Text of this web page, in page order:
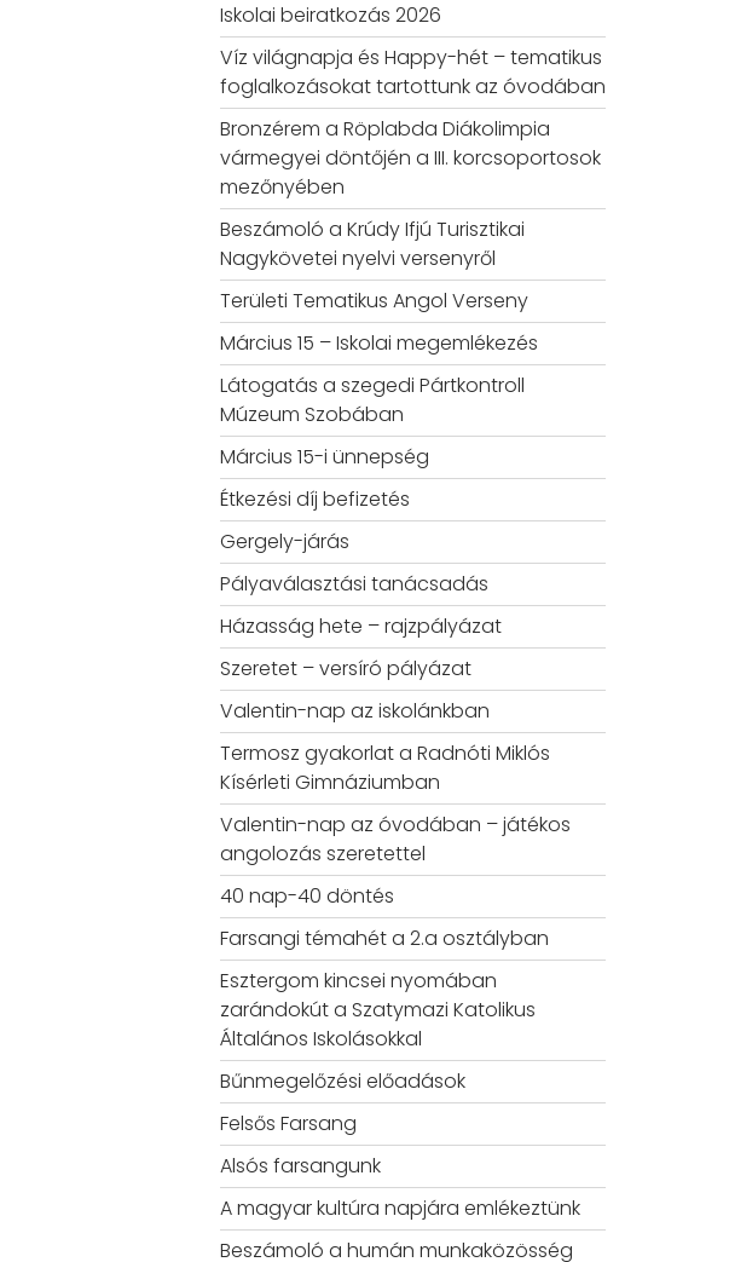
Iskolai beiratkozás 2026
Víz világnapja és Happy-hét – tematikus
foglalkozásokat tartottunk az óvodában
Bronzérem a Röplabda Diákolimpia
vármegyei döntőjén a III. korcsoportosok
mezőnyében
Beszámoló a Krúdy Ifjú Turisztikai
Nagykövetei nyelvi versenyről
Területi Tematikus Angol Verseny
Március 15 – Iskolai megemlékezés
Látogatás a szegedi Pártkontroll
Múzeum Szobában
Március 15-i ünnepség
Étkezési díj befizetés
Gergely-járás
Pályaválasztási tanácsadás
Házasság hete – rajzpályázat
Szeretet – versíró pályázat
Valentin-nap az iskolánkban
Termosz gyakorlat a Radnóti Miklós
Kísérleti Gimnáziumban
Valentin-nap az óvodában – játékos
angolozás szeretettel
40 nap-40 döntés
Farsangi témahét a 2.a osztályban
Esztergom kincsei nyomában
zarándokút a Szatymazi Katolikus
Általános Iskolásokkal
Bűnmegelőzési előadások
Felsős Farsang
Alsós farsangunk
A magyar kultúra napjára emlékeztünk
Beszámoló a humán munkaközösség